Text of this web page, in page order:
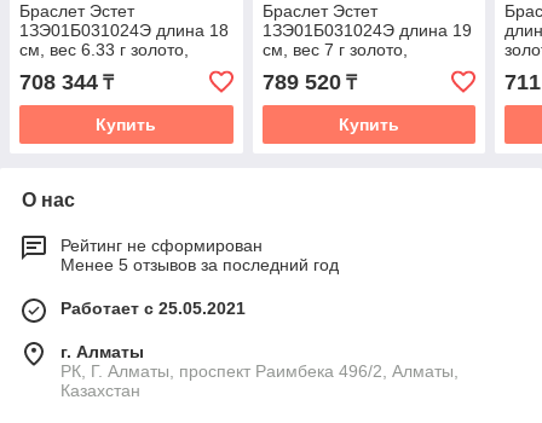
Браслет Эстет
1ЗЭ01Б031024Э длина 18
см, вес 6.33 г золото,
плетение фантазийное
708 344 ₸
Купить
Браслет Эстет
1ЗЭ01Б031024Э длина 19
см, вес 7 г золото,
плетение фантазийное
789 520₸
Купить
О нас
Рейтинг не сформирован
Менее 5 отзывов за последний год
Работает с 25.05.2021
г. Алматы
РК, Г. Алматы, проспект Раимбека 496/2, Алматы,
Казахстан